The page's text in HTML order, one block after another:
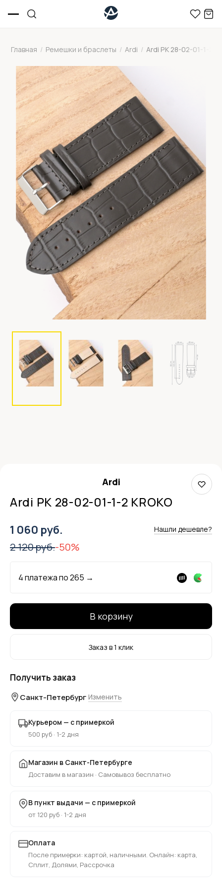
Главная / Ремешки и браслеты / Ardi / Ardi РК 28-02-01-1-2
Ardi
Ardi РК 28-02-01-1-2 KROKO
1 060 руб. Нашли дешевле?
2 120 руб.-50%
4 платежа по265 →
В корзину
Заказ в 1 клик
Получить заказ
Санкт-Петербург Изменить
Курьером — с примеркой
500 руб · 1-2 дня
Магазин в Санкт-Петербурге
Доставим в магазин · Самовывоз бесплатно
В пункт выдачи — с примеркой
от 120 руб · 1-2 дня
Оплата
После примерки: картой, наличными. Онлайн: карта,
Сплит, Долями, Рассрочка